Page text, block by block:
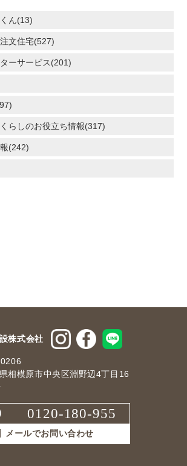
ん(13)
文住宅(527)
ーサービス(201)
らしのお役立ち情報(317)
(242)
株式会社
相模原市中央区淵野辺4丁目16
0120-180-955
メールでお問い合わせ